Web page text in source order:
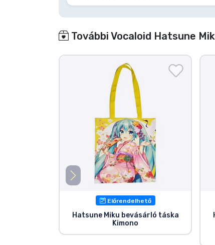
További Vocaloid Hatsune
Előrendelhető
Hatsune Miku bevásárló táska
Kimono